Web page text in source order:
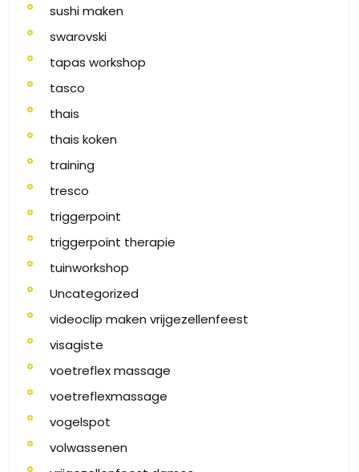
sushi maken
swarovski
tapas workshop
tasco
thais
thais koken
training
tresco
triggerpoint
triggerpoint therapie
tuinworkshop
Uncategorized
videoclip maken vrijgezellenfeest
visagiste
voetreflex massage
voetreflexmassage
vogelspot
volwassenen